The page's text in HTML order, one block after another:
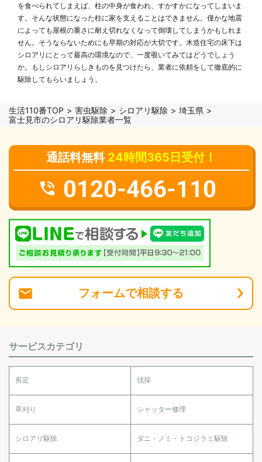
を食べられてしまえば、柱の中身が食われ、すかすかになってしまいま
す。そんな状態になった柱に家を支えることはできません。僅かな地震
によっても屋根の重さに耐え切れなくなって倒壊してしまうかもしれま
せん。そうならないためにも早期の対応が大切です。木造住宅の床下は
シロアリにとって最高の環境なので、一度覗いてみてはどうでしょう
か。もしシロアリらしきものを見つけたら、業者に依頼をして徹底的に
駆除してもらいましょう。
生活110番TOP 害虫駆除 シロアリ駆除
埼玉県
富士見市のシロアリ駆除業者一覧
通話料無料 24時間365日受付！
0120-466-110
フォームで相談する
サービスカテゴリ
剪定 伐採
草刈り シャッター修理
シロアリ駆除 ダニ・ノミ・トコジラミ駆除